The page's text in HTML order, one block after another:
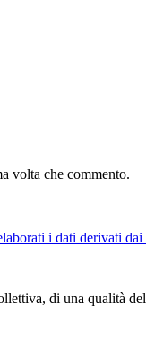
volta che commento.
i dati derivati dai
di una qualità